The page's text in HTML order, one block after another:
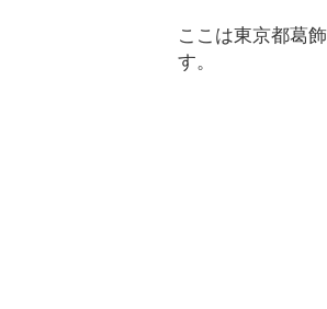
ここは東京都葛
す。